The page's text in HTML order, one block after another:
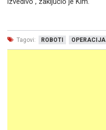
Tagovi: ROBOTI OPERACIJA